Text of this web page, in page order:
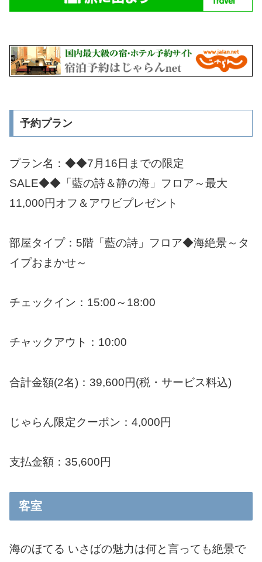
予約プラン
プラン名：◆◆7月16日までの限定
SALE◆◆「藍の詩＆静の海」フロア～最大
11,000円オフ＆アワビプレゼント
部屋タイプ：5階「藍の詩」フロア◆海絶景～タ
イプおまかせ～
チェックイン：15:00～18:00
チャックアウト：10:00
合計金額(2名)：39,600円(税・サービス料込)
じゃらん限定クーポン：4,000円
支払金額：35,600円
客室
海のほてる いさばの魅力は何と言っても絶景で